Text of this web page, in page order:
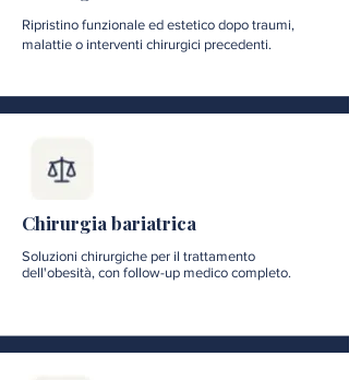
Ripristino funzionale ed estetico dopo traumi,
malattie o interventi chirurgici precedenti.
Chirurgia bariatrica
Soluzioni chirurgiche per il trattamento
dell'obesità, con follow-up medico completo.